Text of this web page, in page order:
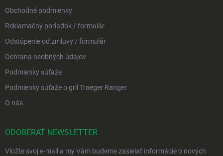
Obchodné podmienky
Reklamačný poriadok / formulár
Odstúpenie od zmluvy / formulár
Ochrana osobných údajov
Podmienky súťaže
Podmienky súťaže o gril Traeger Ranger
O nás
ODOBERAŤ NEWSLETTER
Vložte svoj e-mail a my Vám budeme zasielať informácie o nových